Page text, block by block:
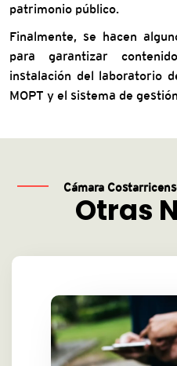
patrimonio público.
Finalmente, se hacen
para garantizar
instalación del laboratorio
MOPT y el sistema de
Cámara
Otras